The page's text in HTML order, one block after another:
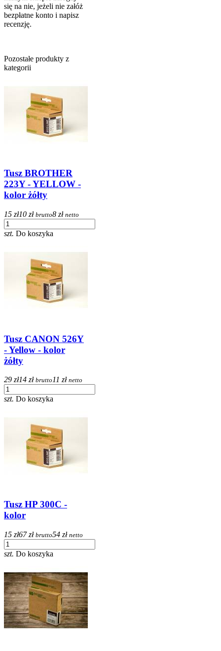
się na nie, jeżeli nie załóż
bezpłatne konto i napisz
recenzję.
Pozostałe produkty z
kategorii
Tusz BROTHER
223Y - YELLOW -
kolor żółty
15 zł10 zł brutto8 zł netto
szt. Do koszyka
Tusz CANON 526Y
- Yellow - kolor
żółty
29 zł14 zł brutto 11 zł netto
szt. Do koszyka
Tusz HP 300C -
kolor
15 zł67 zł brutto54 zł netto
szt. Do koszyka